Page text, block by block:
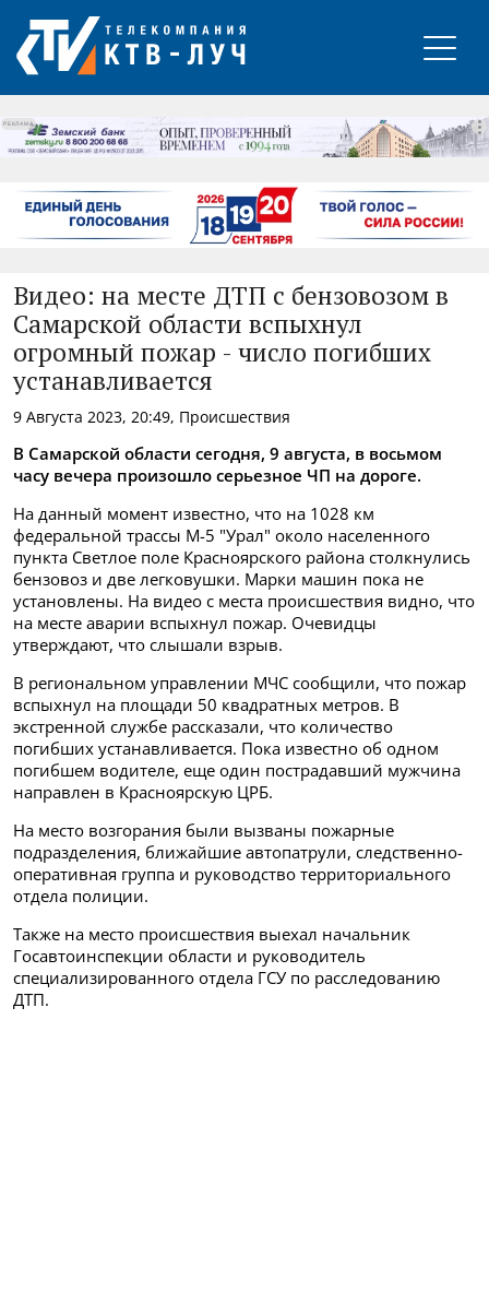
РЕКЛАМА
Видео: на месте ДТП с бензовозом в
Самарской области вспыхнул
огромный пожар - число погибших
устанавливается
9 Августа 2023, 20:49, Происшествия
В Самарской области сегодня, 9 августа, в восьмом
часу вечера произошло серьезное ЧП на дороге.
На данный момент известно, что на 1028 км
федеральной трассы М-5 "Урал" около населенного
пункта Светлое поле Красноярского района столкнулись
бензовоз и две легковушки. Марки машин пока не
установлены. На видео с места происшествия видно, что
на месте аварии вспыхнул пожар. Очевидцы
утверждают, что слышали взрыв.
В региональном управлении МЧС сообщили, что пожар
вспыхнул на площади 50 квадратных метров. В
экстренной службе рассказали, что количество
погибших устанавливается. Пока известно об одном
погибшем водителе, еще один пострадавший мужчина
направлен в Красноярскую ЦРБ.
На место возгорания были вызваны пожарные
подразделения, ближайшие автопатрули, следственно-
оперативная группа и руководство территориального
отдела полиции.
Также на место происшествия выехал начальник
Госавтоинспекции области и руководитель
специализированного отдела ГСУ по расследованию
ДТП.